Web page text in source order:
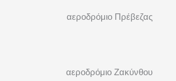
αεροδρόμιο Πρέβεζας
αεροδρόμιο Ζακύνθου